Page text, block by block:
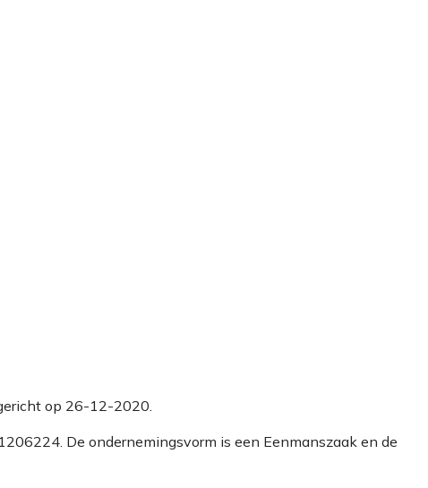
op 26-12-2020.
De ondernemingsvorm is een Eenmanszaak en de